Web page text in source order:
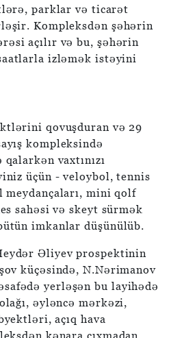
parklar və ticarət
Kompleksdən şəhərin
açılır və bu, şəhərin
izləmək istəyini
qovuşduran və 29
kompleksində
qalarkən vaxtınızı
üçün - veloybol, tennis
mini qolf
sahəsi və skeyt sürmək
imkanlar düşünülüb.
Əliyev prospektinin
küçəsində, N.Nərimanov
yerləşən bu layihədə
əyləncə mərkəzi,
açıq hava